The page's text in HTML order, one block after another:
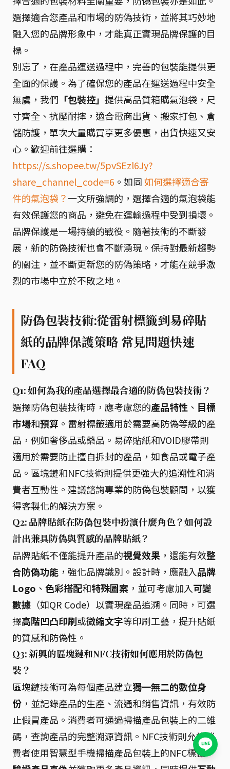
選擇適合您產品和市場的防偽技術，並將其巧妙地
融入您的品牌形象中，才能真正實現品牌保護的目
標。
別忘了，在產品運送過程中，完善的包裝能提供更
全面的保護。為了確保您的產品在運送過程中安全
無虞，我們 「包裝控」 提供高品質箱購氣泡袋，尺
寸齊全、抗壓耐摔，適合電商出貨、搬家打包、倉
儲防護，單次大量購買享更多優惠，出貨快速又安
心。歡迎前往選購：
https://s.shopee.tw/5pvSEzl6Jy?
share_channel_code=6 。如同如何選擇適合寄
件的氣泡袋？一文所強調的，選擇合適的氣泡袋能
有效保護您的商品，避免在運輸過程中受到損壞。
品牌保護是一場持續的戰役。隨著技術的不斷發
展，新的防偽技術也會不斷湧現。保持對最新趨勢
的關注，並不斷更新您的防偽策略，才能在競爭激
烈的市場中立於不敗之地。
防偽包裝技術:從雷射標籤到易碎貼
紙的品牌保護策略 常見問題快速
FAQ
Q1: 如何為我的產品選擇最合適的防偽包裝技術？
選擇防偽包裝技術時，應考慮您的產品特性 、 目標
市場和預算 。雷射標籤適用於需要高防偽等級的產
品，例如奢侈品或藥品。易碎貼紙和VOID膠帶則
適用於需要防止擅自拆封的產品，如食品或電子產
品。區塊鏈和NFC技術則提供更強大的追溯性和消
費者互動性。建議諮詢專業的防偽包裝顧問，以獲
得客製化的解決方案。
Q2: 品牌貼紙在防偽包裝中扮演什麼角色？如何設
計出兼具防偽與質感的品牌貼紙？
品牌貼紙不僅能提升產品的視覺效果 ，還能有效整
合防偽功能 ，強化品牌識別。設計時，應融入品牌
Logo 、 色彩搭配和特殊圖案 ，並可考慮加入可變
數據 （如QR Code）以實現產品追溯。同時，可選
擇高階凹凸印刷或微縮文字等印刷工藝，提升貼紙
的質感和防偽性。
Q3: 新興的區塊鏈和NFC技術如何應用於防偽包
裝？
區塊鏈技術可為每個產品建立獨一無二的數位身
份 ，並記錄產品的生產、流通和銷售資訊，有效防
止假冒產品。消費者可通過掃描產品包裝上的二維
碼，查詢產品的完整溯源資訊。NFC技術則允許消
費者使用智慧型手機掃描產品包裝上的NFC標籤，